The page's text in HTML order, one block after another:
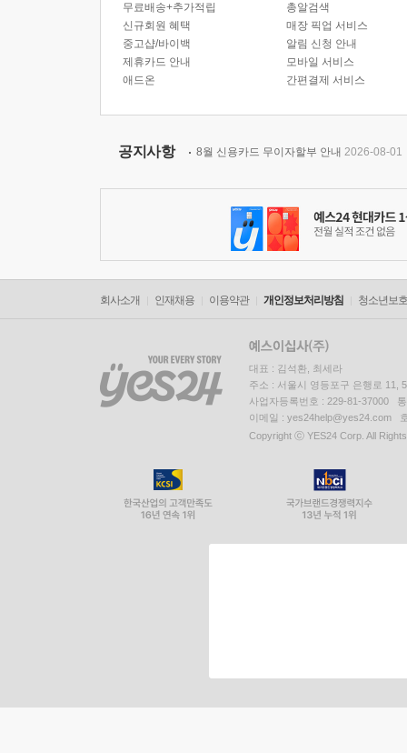
무료배송+추가적립
신규회원 혜택
중고샵/바이백
제휴카드 안내
애드온
총알검색
매장 픽업 서비스
알림 신청 안내
모바일 서비스
간편결제 서비스
공지사항 8월 신용카드 무이자할부 안내 2026-08-01
회사소개 인재채용 이용약관 개인정보처리방침 청소년보
대표 : 김석환, 최세라
주소 : 서울시 영등포구 은행로 11,
사업자등록번호 : 229-81-37000
이메일 : yes24help@yes24.com
Copyright ⓒ YES24 Corp. All